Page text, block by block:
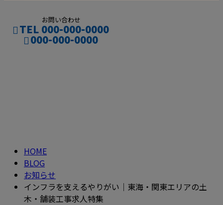
お問い合わせ
TEL 000-000-0000
000-000-0000
HOME
BLOG
お知らせ
インフラを支えるやりがい｜東海・関東エリアの土
木・舗装工事求人特集